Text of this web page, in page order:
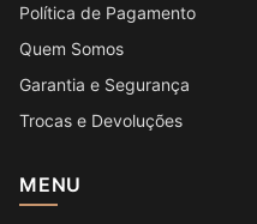
Política de Pagamento
Quem Somos
Garantia e Segurança
Trocas e Devoluções
MENU